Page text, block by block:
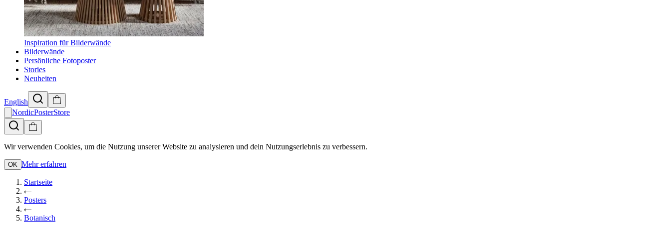
Inspiration für Bilderwände
Bilderwände
Persönliche Fotoposter
Stories
Neuheiten
English
NordicPosterStore
Wir verwenden Cookies, um die Nutzung unserer Website zu analysieren und dein Nutzungserlebnis zu verbessern.
OK Mehr erfahren
Startseite
Posters
Botanisch